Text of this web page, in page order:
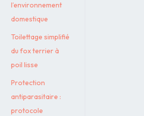
l’environnement
domestique
Toilettage simplifié
du fox terrier à
poil lisse
Protection
antiparasitaire :
protocole